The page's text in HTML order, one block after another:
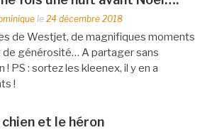
le 24 décembre 2018
de Westjet, de magnifiques moments
de générosité… A partager sans
! PS : sortez les kleenex, il y en a
!
et le héron